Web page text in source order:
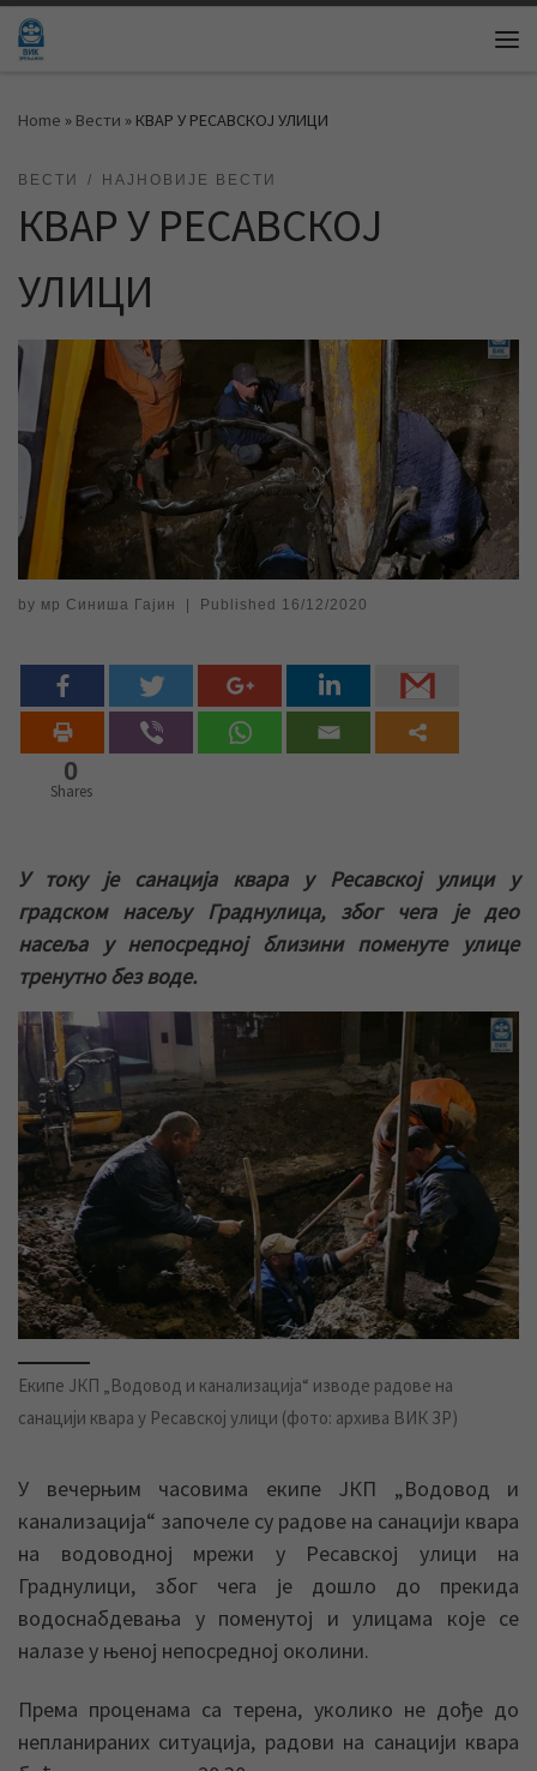
Skip to content
Home » Вести » КВАР У РЕСАВСКОЈ УЛИЦИ
ВЕСТИ НАЈНОВИЈЕ ВЕСТИ
КВАР У РЕСАВСКОЈ
УЛИЦИ
by мр Синиша Гајин Published 16/12/2020
0
Shares
У току је санација квара у Ресавској улици у
градском насељу Граднулица, због чега је део
насеља у непосредној близини поменуте улице
тренутно без воде.
Екипе ЈКП „Водовод и канализација“ изводе радове на
санацији квара у Ресавској улици (фото: архива ВИК ЗР)
У вечерњим часовима екипе ЈКП „Водовод и
канализација“ започеле су радове на санацији квара
на водоводној мрежи у Ресавској улици на
Граднулици, због чега је дошло до прекида
водоснабдевања у поменутој и улицама које се
налазе у њеној непосредној околини.
Према проценама са терена, уколико не дође до
непланираних ситуација, радови на санацији квара